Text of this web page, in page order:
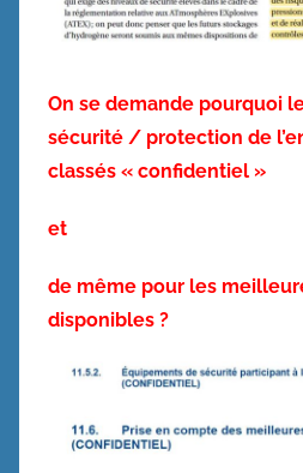
On se demande pourquoi
sécurité / protection de
classés « confidentiel »
et
de même pour les
disponibles ?